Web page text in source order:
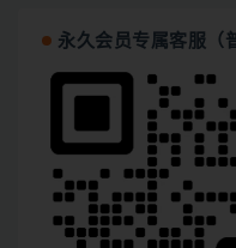
永久会员专属客服（